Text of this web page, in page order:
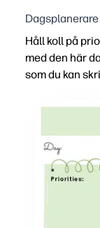
Dagsplanerare
Håll koll på
med den här
som du kan
Skriv ut
Tydliga
Passar
Flexibel